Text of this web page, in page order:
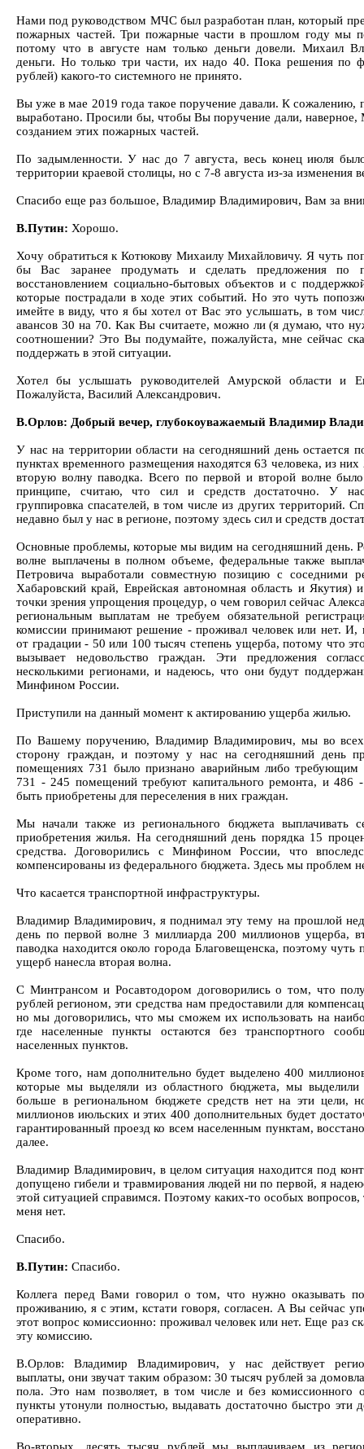
Нами под руководством МЧС был разработан план, который
пожарных частей. Три пожарные части в прошлом году мы
потому что в августе нам только деньги довели. Михаил
деньги. Но только три части, их надо 40. Пока решения по
рублей) какого-то системного не принято.
Вы уже в мае 2019 года такое поручение давали. К сожалению,
выработано. Просили бы, чтобы Вы поручение дали,
созданием этих пожарных частей.
По задымленности. У нас до 7 августа, весь конец июля
территории краевой столицы, но с 7-8 августа из-за изменения
Спасибо еще раз большое, Владимир Владимирович, Вам за
В.Путин: Хорошо.
Хочу обратиться к Котюкову Михаилу Михайловичу. Я чуть
бы Вас заранее продумать и сделать предложения по
восстановлением социально-бытовых объектов и с
которые пострадали в ходе этих событий. Но это чуть
имейте в виду, что я бы хотел от Вас это услышать, в том
авансов 30 на 70. Как Вы считаете, можно ли (я думаю, что
соотношении? Это Вы подумайте, пожалуйста, мне сейчас
поддержать в этой ситуации.
Хотел бы услышать руководителей Амурской области и
Пожалуйста, Василий Александрович.
В.Орлов: Добрый вечер, глубокоуважаемый Владимир
У нас на территории области на сегодняшний день
пунктах временного размещения находятся 63 человека, из
вторую волну паводка. Всего по первой и второй волне
принципе, считаю, что сил и средств достаточно. У нас
группировка спасателей, в том числе из других территорий.
недавно был у нас в регионе, поэтому здесь сил и средств
Основные проблемы, которые мы видим на сегодняшний день.
волне выплачены в полном объеме, федеральные также
Петровича выработали совместную позицию с соседними
Хабаровский край, Еврейская автономная область и
точки зрения упрощения процедур, о чем говорил сейчас
региональным выплатам не требуем обязательной
комиссии принимают решение - проживал человек или нет. И,
от градации - 50 или 100 тысяч степень ущерба, потому что
вызывает недовольство граждан. Эти предложения
несколькими регионами, и надеюсь, что они будут
Минфином России.
Приступили на данный момент к актированию ущерба жилью.
По Вашему поручению, Владимир Владимирович, мы во
сторону граждан, и поэтому у нас на сегодняшний день
помещениях 731 было признано аварийным либо требующим
731 - 245 помещений требуют капитального ремонта, и
быть приобретены для переселения в них граждан.
Мы начали также из регионального бюджета выплачивать
приобретения жилья. На сегодняшний день порядка 15
средства. Договорились с Минфином России, что
компенсированы из федерального бюджета. Здесь мы проблем
Что касается транспортной инфраструктуры.
Владимир Владимирович, я поднимал эту тему на прошлой
день по первой волне 3 миллиарда 200 миллионов ущерба,
паводка находится около города Благовещенска, поэтому
ущерб нанесла вторая волна.
С Минтрансом и Росавтодором договорились о том, что
рублей регионом, эти средства нам предоставили для
но мы договорились, что мы сможем их использовать на
где населенные пункты остаются без транспортного
населенных пунктов.
Кроме того, нам дополнительно будет выделено 400
которые мы выделяли из областного бюджета, мы
больше в региональном бюджете средств нет на эти цели,
миллионов июльских и этих 400 дополнительных будет
гарантированный проезд ко всем населенным пунктам,
далее.
Владимир Владимирович, в целом ситуация находится под
допущено гибели и травмирования людей ни по первой, я
этой ситуацией справимся. Поэтому каких-то особых
меня нет.
Спасибо.
В.Путин: Спасибо.
Коллега перед Вами говорил о том, что нужно оказывать
проживанию, я с этим, кстати говоря, согласен. А Вы сейчас
этот вопрос комиссионно: проживал человек или нет. Еще раз
эту комиссию.
В.Орлов: Владимир Владимирович, у нас действует
выплаты, они звучат таким образом: 30 тысяч рублей за
пола. Это нам позволяет, в том числе и без комиссионного
пункты утонули полностью, выдавать достаточно быстро эти
оперативно.